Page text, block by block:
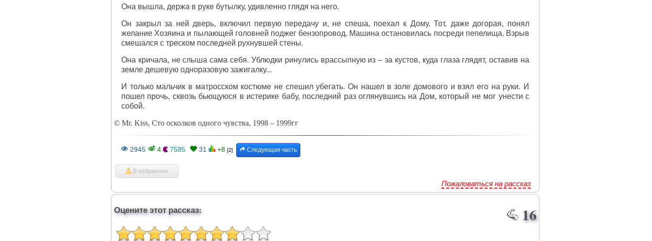
Она вышла, держа в руке бутылку, удивленно глядя на него.
Он закрыл за ней дверь, включил первую передачу и, не спеша, поехал к Дому. Тот, даже догорая, понял
желание Хозяина и пылающей головней поджег бензопровод. Машина остановилась посреди пепелища. Взрыв
смешался с треском последней рухнувшей стены.
Она кричала, не слыша сама себя. Ублюдки ринулись врассыпную из – за кустов, куда глаза глядят, оставив на
земле дешевую одноразовую зажигалку...
И только мальчик в матросском костюме не спешил убегать. Он нашел в золе домового и взял его на руки. И
пошел прочь, сквозь бьющуюся в истерике бабу, последний раз оглянувшись на Дом, который не мог унести с
собой.
© Mr. Kiss, Сто осколков одного чувства, 1998 – 1999гг
2945 4 7585 31 +8 [2] Следующая часть
В избранное
Пожаловаться на рассказ
Оцените этот рассказ: 16